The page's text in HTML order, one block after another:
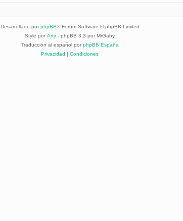
Desarrollado por phpBB® Forum Software © phpBB Limited
Style por Arty - phpBB 3.3 por MrGaby
Traducción al español por phpBB España
Privacidad | Condiciones